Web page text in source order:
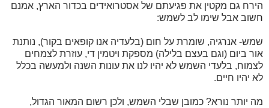
הירח גם מקטין את פגיעתם של אסטרואידים בכדור הארץ, אמנם
חשוב אבל שימו לב לשמש:
שמש- אנרגיה, שומרת על חום (בלעדיה אנו קופאים בקור), נותנת
אור ביום (וגם בעצם בלילה) מספקת ויטמין די, עוזרת לצמחים
לצמוח, בלעדי השמש לא יהיו לנו את עונות השנה ולמעשה בכלל
לא יהיו חיים.
מה יותר נורא? כמובן שבלי השמש, ולכן רשום המאור הגדול,